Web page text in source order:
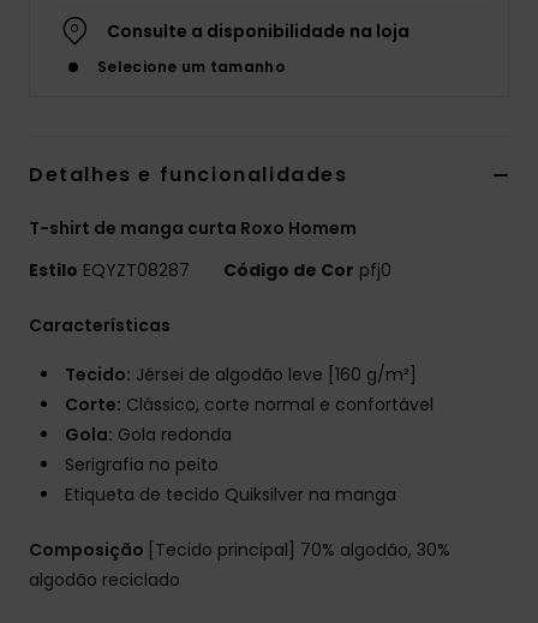
Consulte a disponibilidade na loja
Selecione um tamanho
Detalhes e funcionalidades
T-shirt de manga curta Roxo Homem
Estilo EQYZT08287 Código de Cor pfj0
Características
Tecido: Jérsei de algodão leve [160 g/m²]
Corte: Clássico, corte normal e confortável
Gola: Gola redonda
Serigrafia no peito
Etiqueta de tecido Quiksilver na manga
Composição [Tecido principal] 70% algodão, 30%
algodão reciclado